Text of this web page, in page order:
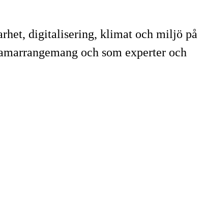
digitalisering, klimat och miljö på
och som experter och